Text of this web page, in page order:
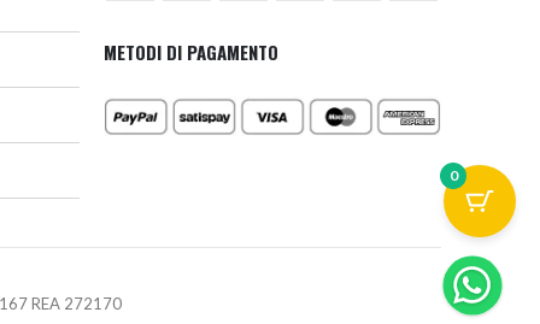
METODI DI PAGAMENTO
REA 272170
0